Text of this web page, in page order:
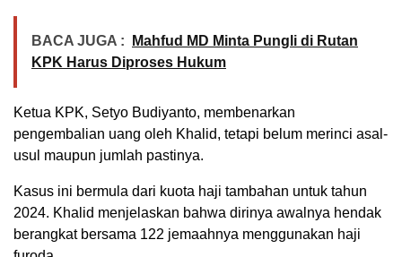
BACA JUGA :
Mahfud MD Minta Pungli di Rutan
KPK Harus Diproses Hukum
Ketua KPK, Setyo Budiyanto, membenarkan
pengembalian uang oleh Khalid, tetapi belum merinci asal-
usul maupun jumlah pastinya.
Kasus ini bermula dari kuota haji tambahan untuk tahun
2024. Khalid menjelaskan bahwa dirinya awalnya hendak
berangkat bersama 122 jemaahnya menggunakan haji